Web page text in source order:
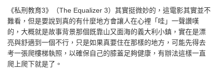
《私刑教育3》（The Equalizer 3）其實挺微妙的，這電影其實並不
難看，但是要說到真的有什麼地方會讓人在心裡「哇」一聲讚嘆
的，大概就是故事背景那個既靠山又面海的義大利小鎮，實在是漂
亮與舒適到一個不行，只是如果真要住在那樣的地方，可能先得去
考一張爬樓梯執照，以確保自己的膝蓋足夠健康，有辦法這樣一直
爬上爬下就是了。